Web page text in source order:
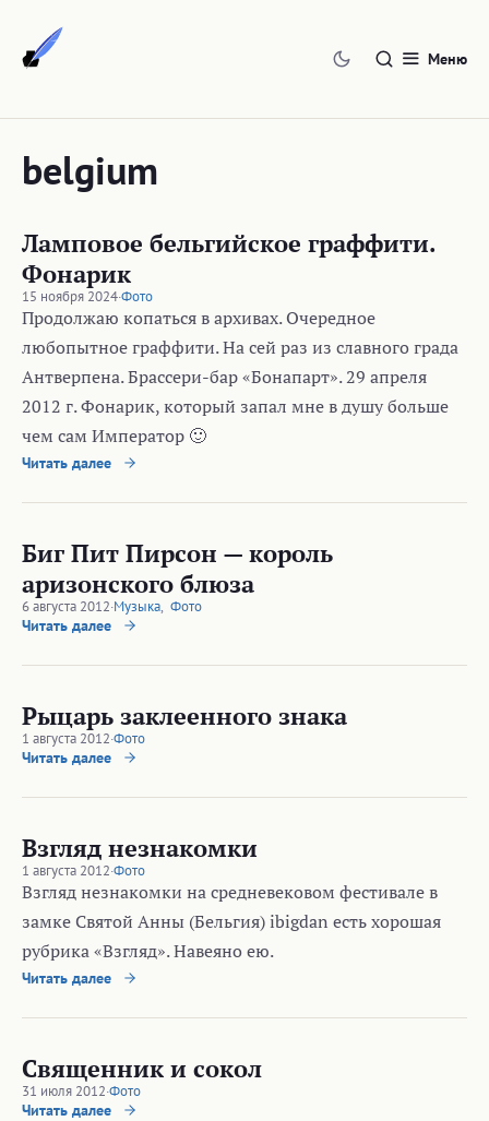
содержимому
Меню
belgium
Ламповое бельгийское граффити.
Фонарик
15 ноября 2024·Фото
Продолжаю копаться в архивах. Очередное
любопытное граффити. На сей раз из славного града
Антверпена. Брассери-бар «Бонапарт». 29 апреля
2012 г. Фонарик, который запал мне в душу больше
чем сам Император 🙂
Читать далее
Биг Пит Пирсон — король
аризонского блюза
6 августа 2012·Музыка, Фото
Читать далее
Рыцарь заклеенного знака
1 августа 2012·Фото
Читать далее
Взгляд незнакомки
1 августа 2012·Фото
Взгляд незнакомки на средневековом фестивале в
замке Святой Анны (Бельгия) ibigdan есть хорошая
рубрика «Взгляд». Навеяно ею.
Читать далее
Священник и сокол
31 июля 2012·Фото
Читать далее